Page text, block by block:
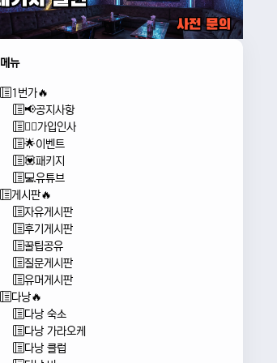
메뉴
1번가🔥
📢공지사항
🙇‍♂️가입인사
🌟이벤트
💟패키지
💻유튜브
게시판🔥
자유게시판
후기게시판
꿀팁공유
질문게시판
유머게시판
다낭🔥
다낭 숙소
다낭 가라오케
다낭 클럽